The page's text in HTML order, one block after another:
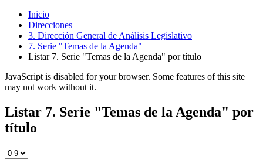
Inicio
Direcciones
3. Dirección General de Análisis Legislativo
7. Serie "Temas de la Agenda"
Listar 7. Serie "Temas de la Agenda" por título
JavaScript is disabled for your browser. Some features of this site
may not work without it.
Listar 7. Serie "Temas de la Agenda" por
título